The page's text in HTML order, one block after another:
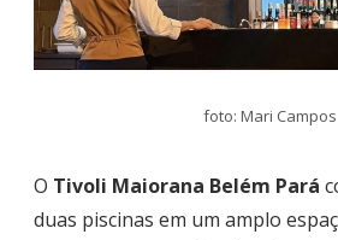
foto: Mari Campos
O Tivoli Maiorana Belém Pará
duas piscinas em um amplo